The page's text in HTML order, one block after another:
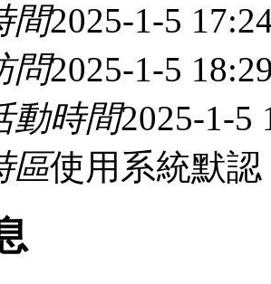
間2025-1-5
問2025-1-5
動時間2025-1-5
區使用系統默認